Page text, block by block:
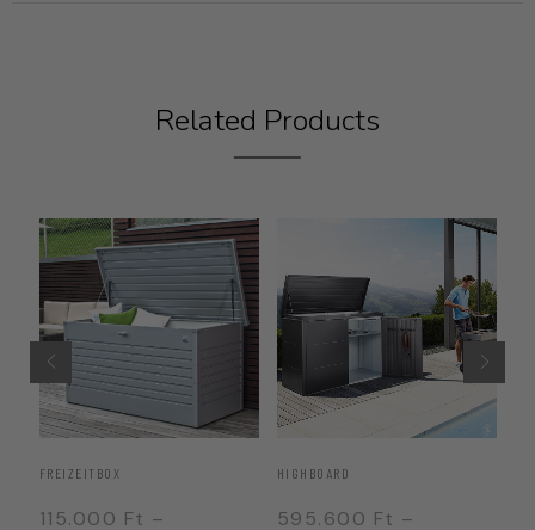
Related Products
FREIZEITBOX
115.000 Ft –
HIGHBOARD
595.600 Ft –